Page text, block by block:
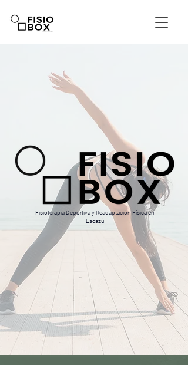
Fisioterapia Deportiva y Readaptación Física en
Escazú